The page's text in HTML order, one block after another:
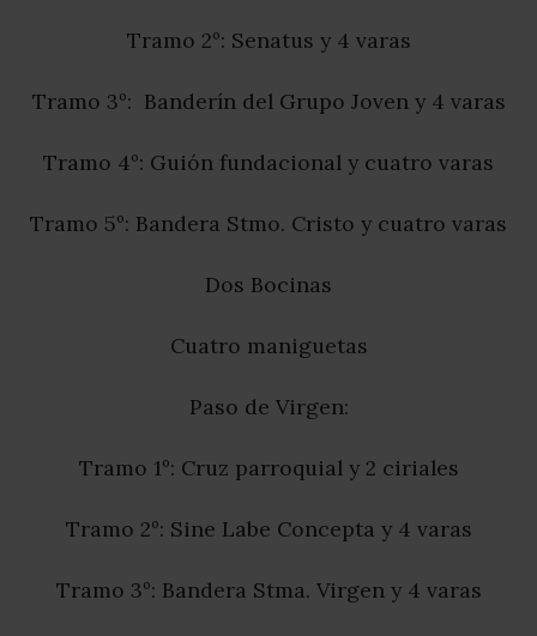
Tramo 2º: Senatus y 4 varas
Tramo 3º: Banderín del Grupo Joven y 4 varas
Tramo 4º: Guión fundacional y cuatro varas
Tramo 5º: Bandera Stmo. Cristo y cuatro varas
Dos Bocinas
Cuatro maniguetas
Paso de Virgen:
Tramo 1º: Cruz parroquial y 2 ciriales
Tramo 2º: Sine Labe Concepta y 4 varas
Tramo 3º: Bandera Stma. Virgen y 4 varas